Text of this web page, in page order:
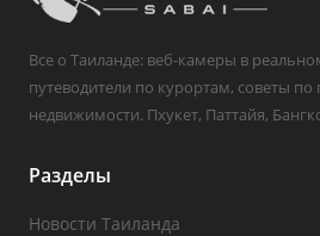
Все о Таиланде: веб-камеры в
путеводители по курортам, советы по
недвижимости. Пхукет, Паттайя,
Разделы
Новости Таиланда